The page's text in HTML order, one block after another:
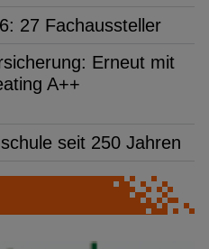
27 Fachaussteller
Erneut mit
A++
seit 250 Jahren